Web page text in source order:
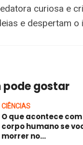
curiosa e
e despertam o
gostar
CIÊNCIAS
O que acontece com
corpo humano se
morrer no...